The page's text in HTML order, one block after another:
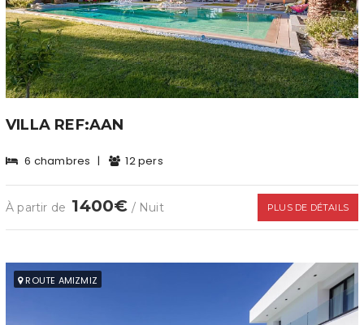
VILLA REF:AAN
6 chambres | 12 pers
À partir de 1400€ / Nuit PLUS DE DÉTAILS
ROUTE AMIZMIZ